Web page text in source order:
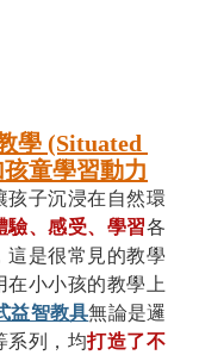
學 (Situated
童學習動力
孩子沉浸在自然環
驗、感受、學習各
這是很常見的教學
在小小孩的教學上
益智教具無論是邏
系列，均打造了不